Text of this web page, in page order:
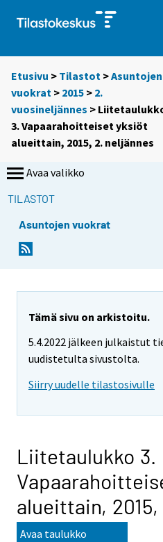
Etusivu > Tilastot >Asuntojen
vuokrat > 2015 > 2.
vuosineljännes >
3. Vapaarahoitteiset yksiöt
alueittain, 2015, 2. neljännes
Avaa valikko
TILASTOT
Asuntojen vuokrat
Tämä sivu on arkistoitu.
5.4.2022 jälkeen julkaistut
uudistetulta sivustolta.
Siirry uudelle tilastosivulle
Liitetaulukko 3.
alueittain,
Avaa taulukko